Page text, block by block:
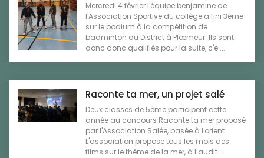
Mercredi 4 février l'équipe benjamine de
l'Association Sportive du collège a fini 3ème
sur le podium à la compétition de
badminton du District à Plœmeur. Ils sont
donc donc qualifiés pour la suite, c'e ...
Raconte ta mer, un projet salé
Deux classes de 5ème participent cette
année au concours Raconte ta mer proposé
par l'Association Salée, basée à Lorient.
L'association propose tous les mois des
films sur le thème de la mer, à l’audit ...